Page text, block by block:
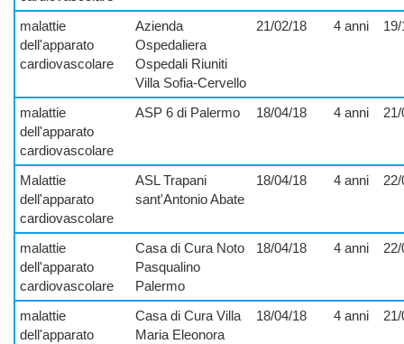
malattie
dell'apparato
cardiovascolare
Azienda
Ospedaliera
Ospedali Riuniti
Villa Sofia-Cervello
21/02/18 4 anni
malattie
dell'apparato
cardiovascolare
ASP 6 di Palermo 18/04/18 4 anni 21/
Malattie
dell'apparato
cardiovascolare
ASL Trapani
sant'Antonio Abate
18/04/18 4 anni 22/
malattie
dell'apparato
cardiovascolare
Casa di Cura Noto
Pasqualino
Palermo
18/04/18 4 anni 22/
malattie
dell'apparato
Casa di Cura Villa
Maria Eleonora
18/04/18 4 anni 21/